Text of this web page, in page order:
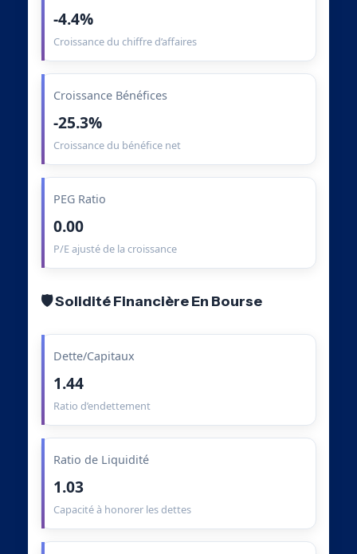
-4.4%
Croissance du chiffre d’affaires
Croissance Bénéfices
-25.3%
Croissance du bénéfice net
PEG Ratio
0.00
P/E ajusté de la croissance
🛡️ Solidité Financière En Bourse
Dette/Capitaux
1.44
Ratio d’endettement
Ratio de Liquidité
1.03
Capacité à honorer les dettes